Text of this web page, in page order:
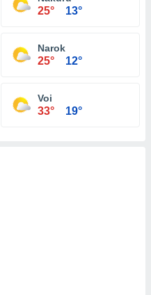
25° 13°
Narok
25° 12°
Voi
33° 19°